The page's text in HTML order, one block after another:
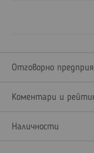
Отговорно
Коментари и
Наличности